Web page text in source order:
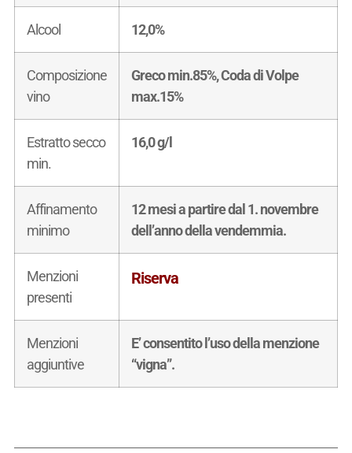
Alcool 12,0%
Composizione
vino
Greco min.85%, Coda di Volpe
max.15%
Estratto secco
min.
16,0 g/l
Affinamento
minimo
12 mesi a partire dal 1. novembre
dell’anno della vendemmia.
Menzioni
presenti
Riserva
Menzioni
aggiuntive
E’ consentito l’uso della menzione
“vigna”.